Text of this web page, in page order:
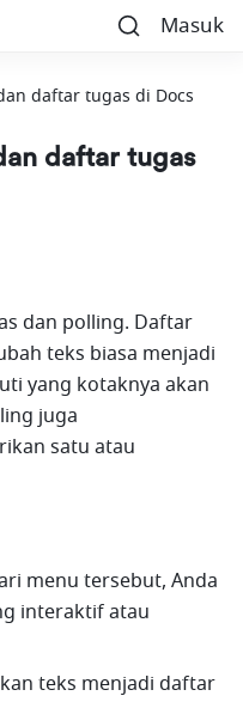
Masuk
daftar tugas di Docs
daftar tugas
dan polling. Daftar
teks biasa menjadi
yang kotaknya akan
juga
satu atau
menu tersebut, Anda
interaktif atau
teks menjadi daftar